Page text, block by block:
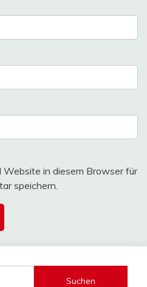
in diesem Browser für
speichern.
Suchen